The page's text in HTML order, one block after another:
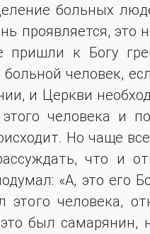
больных
проявляется,
пришли к Богу
человек,
и Церкви
человека и
Но чаще
что и
«А, это его
человека,
был